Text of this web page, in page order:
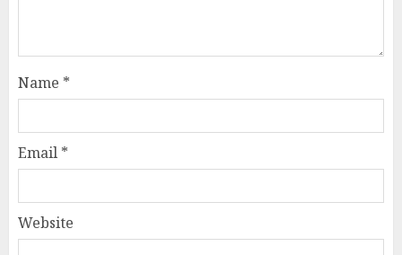
Name *
Email *
Website